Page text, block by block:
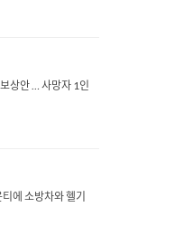
상안 … 사망자 1인
에 소방차와 헬기